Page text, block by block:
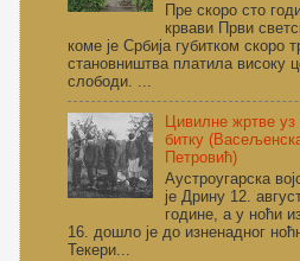
Пре скоро сто
крвави Први
коме је Србија губитком скоро
становништва платила високу
слободи. ...
Цивилне жртве
битку
Петровић)
Аустроугарска
је Дрину 12.
године, а у ноћи
16. дошло је до изненадног
Текери...